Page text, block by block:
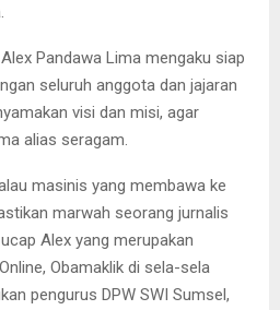
Pandawa Lima mengaku siap
seluruh anggota dan jajaran
visi dan misi, agar
alias seragam.
masinis yang membawa ke
marwah seorang jurnalis
Alex yang merupakan
Obamaklik di sela-sela
pengurus DPW SWI Sumsel,